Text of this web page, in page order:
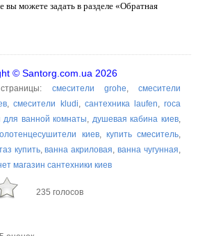
можете задать в разделе «Обратная
© Santorg.com.ua 2026
смесители grohe,смесители
,смесители kludi, сантехника laufen,roca
для ванной комнаты, душевая кабина киев,
киев, купить смеситель,
купить,ванна акриловая,ванна чугунная,
магазин сантехники киев
235 голосов